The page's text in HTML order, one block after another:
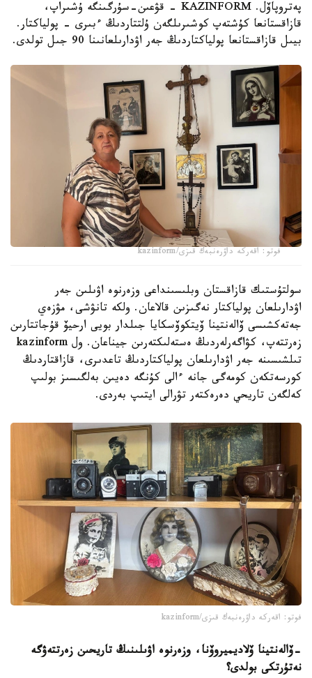
پەتروپاۆل. KAZINFORM - قۋعىن-سۇرگىنگە ۇشىراپ،
قازاقستانعا كۇشتەپ كوشىرىلگەن ۇلتتاردىڭ ءبىرى - پولياكتار.
بيىل قازاقستانعا پولياكتاردىڭ جەر اۋدارىلعانىنا 90 جىل تولدى.
فوتو: اقەركە داۋرەنبەك قىزى/kazinform
سولتۇستىك قازاقستان وبلىسىنداعى وزەرنوە اۋىلىن جەر
اۋدارىلعان پولياكتار نەگىزىن قالاعان. ولكە تانۋشى، مۋزەي
جەتەكشىسى ۆالەنتينا ۆيتكوۆسكايا جىلدار بويى ارحيۆ قۇجاتتارىن
زەرتتەپ، كۋاگەرلەردىڭ ەستەلىكتەرىن جيناعان. ول kazinform
تىلشىسىنە جەر اۋدارىلعان پولياكتاردىڭ تاعدىرى، قازاقتاردىڭ
كورسەتكەن كومەگى جانە ءالى كۇنگە دەيىن بەلگىسىز بولىپ
كەلگەن تاريحي دەرەكتەر تۋرالى ايتىپ بەردى.
فوتو: اقەركە داۋرەنبەك قىزى/kazinform
-ۆالەنتينا ۆلاديميروۆنا، وزەرنوە اۋىلىنىڭ تاريحىن زەرتتەۋگە
نەتۇرتكى بولدى؟